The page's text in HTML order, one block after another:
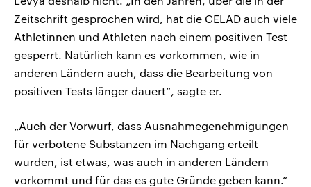
Zeitschrift gesprochen wird, hat die CELAD auch viele
Athletinnen und Athleten nach einem positiven Test
gesperrt. Natürlich kann es vorkommen, wie in
anderen Ländern auch, dass die Bearbeitung von
positiven Tests länger dauert“, sagte er.
„Auch der Vorwurf, dass Ausnahmegenehmigungen
für verbotene Substanzen im Nachgang erteilt
wurden, ist etwas, was auch in anderen Ländern
vorkommt und für das es gute Gründe geben kann.“